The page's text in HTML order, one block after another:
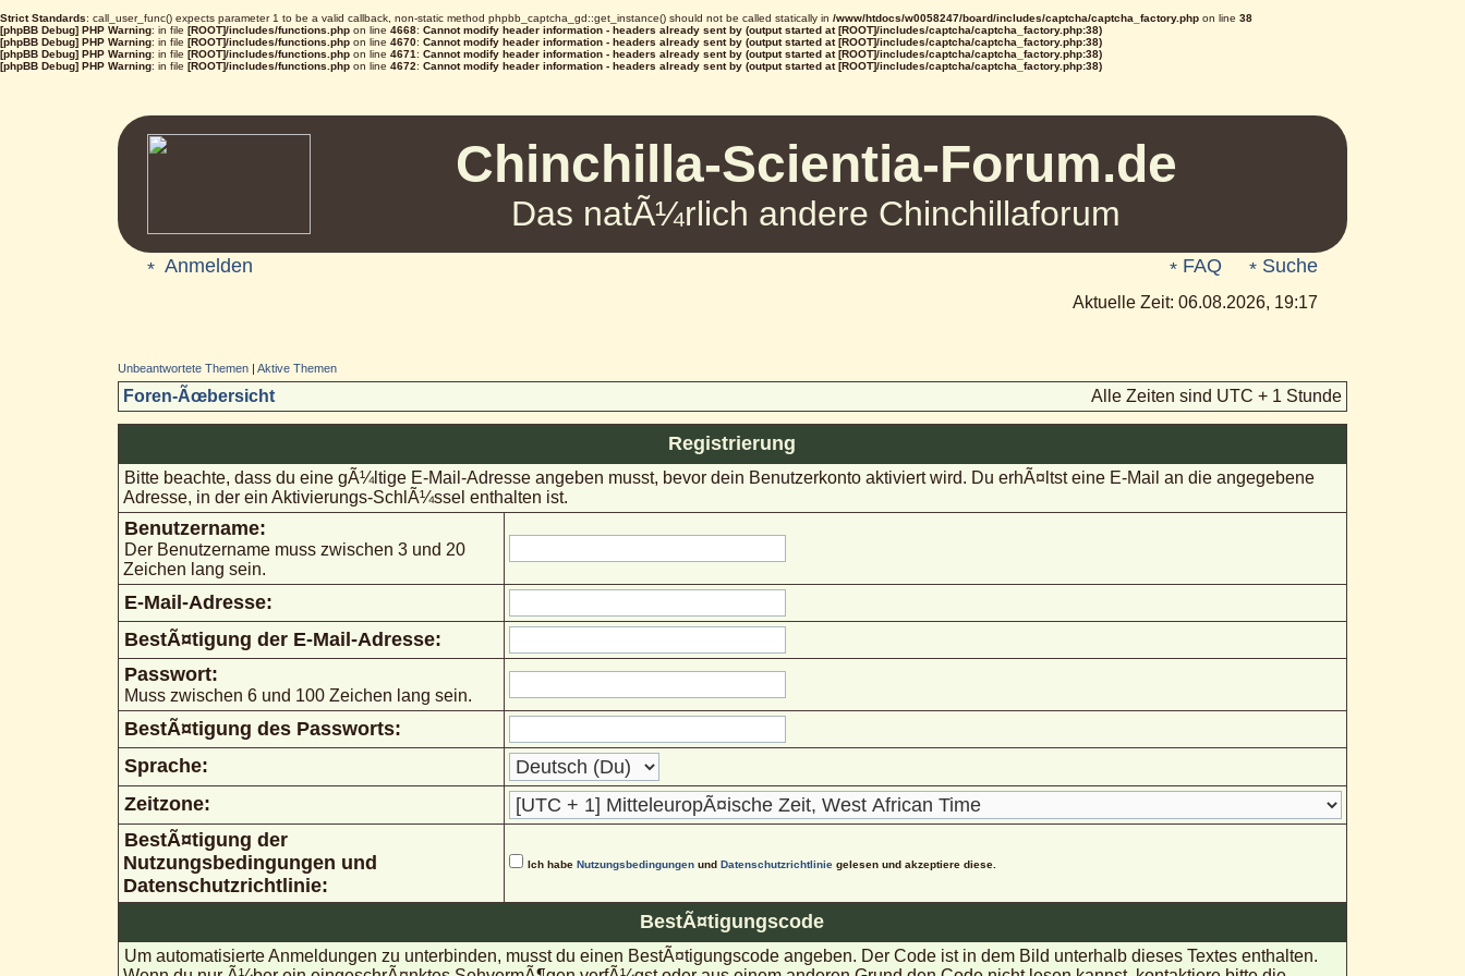
Strict Standards: call_user_func() expects parameter 1 to be a valid callback, non-static method phpbb_captcha_gd::get_instance() should not be called statically in /www/htdocs/w0058247/board/includes/captcha/captcha_factory.php on line 38
[phpBB Debug] PHP Warning: in file [ROOT]/includes/functions.php on line 4668: Cannot modify header information - headers already sent by (output started at [ROOT]/includes/captcha/captcha_factory.php:38)
[phpBB Debug] PHP Warning: in file [ROOT]/includes/functions.php on line 4670: Cannot modify header information - headers already sent by (output started at [ROOT]/includes/captcha/captcha_factory.php:38)
[phpBB Debug] PHP Warning: in file [ROOT]/includes/functions.php on line 4671 : Cannot modify header information - headers already sent by (output started at [ROOT]/includes/captcha/captcha_factory.php:38)
[phpBB Debug] PHP Warning: in file [ROOT]/includes/functions.php on line 4672: Cannot modify header information - headers already sent by (output started at [ROOT]/includes/captcha/captcha_factory.php:38)
Chinchilla-Scientia-Forum.de
Das natÃ¼rlich andere Chinchillaforum
Anmelden FAQ Suche
Aktuelle Zeit: 06.08.2026, 19:17
Unbeantwortete Themen| Aktive Themen
Foren-Ãœbersicht Alle Zeiten sind UTC + 1 Stunde
Registrierung
Bitte beachte, dass du eine gÃ¼ltige E-Mail-Adresse angeben musst, bevor dein Benutzerkonto aktiviert wird. Du erhÃ¤ltst eine E-Mail an die angegebene
Adresse, in der ein Aktivierungs-SchlÃ¼ssel enthalten ist.
Benutzername:
Der Benutzername muss zwischen 3 und 20
Zeichen lang sein.
E-Mail-Adresse:
BestÃ¤tigung der E-Mail-Adresse:
Passwort:
Muss zwischen 6 und 100 Zeichen lang sein.
BestÃ¤tigung des Passworts:
Sprache:
Zeitzone:
BestÃ¤tigung der
Nutzungsbedingungen und
Datenschutzrichtlinie:
Ich habe Nutzungsbedingungenund Datenschutzrichtliniegelesen und akzeptiere diese.
BestÃ¤tigungscode
Um automatisierte Anmeldungen zu unterbinden, musst du einen BestÃ¤tigungscode angeben. Der Code ist in dem Bild unterhalb dieses Textes enthalten.